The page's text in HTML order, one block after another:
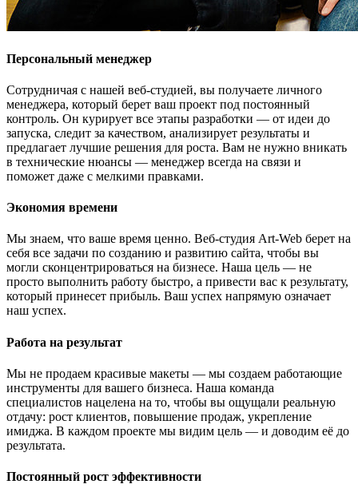
Персональный менеджер
Сотрудничая с нашей веб-студией, вы получаете личного
менеджера, который берет ваш проект под постоянный
контроль. Он курирует все этапы разработки — от идеи до
запуска, следит за качеством, анализирует результаты и
предлагает лучшие решения для роста. Вам не нужно вникать
в технические нюансы — менеджер всегда на связи и
поможет даже с мелкими правками.
Экономия времени
Мы знаем, что ваше время ценно. Веб-студия Art-Web берет на
себя все задачи по созданию и развитию сайта, чтобы вы
могли сконцентрироваться на бизнесе. Наша цель — не
просто выполнить работу быстро, а привести вас к результату,
который принесет прибыль. Ваш успех напрямую означает
наш успех.
Работа на результат
Мы не продаем красивые макеты — мы создаем работающие
инструменты для вашего бизнеса. Наша команда
специалистов нацелена на то, чтобы вы ощущали реальную
отдачу: рост клиентов, повышение продаж, укрепление
имиджа. В каждом проекте мы видим цель — и доводим её до
результата.
Постоянный рост эффективности